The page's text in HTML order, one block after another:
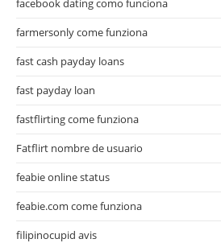
facebook dating como funciona
farmersonly come funziona
fast cash payday loans
fast payday loan
fastflirting come funziona
Fatflirt nombre de usuario
feabie online status
feabie.com come funziona
filipinocupid avis